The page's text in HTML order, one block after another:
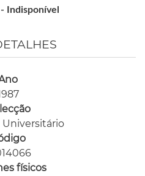
Indisponível
físicos